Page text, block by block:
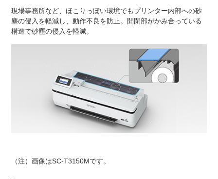
現場事務所など、ほこりっぽい環境でもプリンター内部への砂
塵の侵入を軽減し、動作不良を防止。開閉部がかみ合っている
構造で砂塵の侵入を軽減。
（注） 画像はSC-T3150Mです。